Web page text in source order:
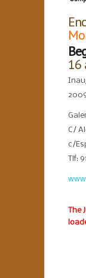
16
C/
c/
Tlf:
The